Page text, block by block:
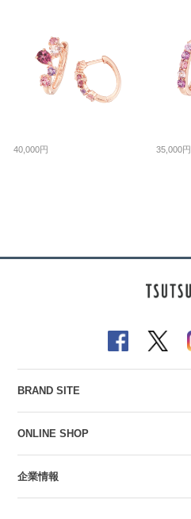
40,000円 35,000円
BRAND SITE
ONLINE SHOP
企業情報